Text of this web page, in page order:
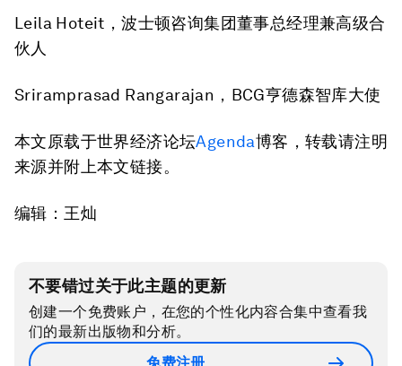
Leila Hoteit，波士顿咨询集团董事总经理兼高级合
伙人
Sriramprasad Rangarajan，BCG亨德森智库大使
本文原载于世界经济论坛Agenda博客，转载请注明
来源并附上本文链接。
编辑：王灿
不要错过关于此主题的更新
创建一个免费账户，在您的个性化内容合集中查看我
们的最新出版物和分析。
免费注册